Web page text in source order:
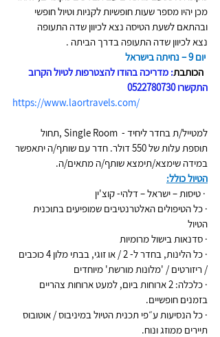
מכן יהיו מספר שעות חופשיות לקניות וטיול חופשי
ובהתאם לשעת הטיסה נצא לכיוון שדה התעופה
נצא לכיוון שדה התעופה בדרך הביתה .
יום 9 – נחיתה בישראל
הכותבת: מדריכה בהודו להצטרפות לטיול הקרוב
התקשרו 0522780730
https://www.laortravels.com/
למטייל/ת בחדר ליחיד -  Single Room ,תחול
תוספת עלות של 550 דולר. חדר עם שותף/ה יתאפשר
במידה שימצא/תימצא שותף/ה מתאים/ה.
הטיול כולל:
· כל הטיפולים האלטרנטיבים שמופיעים בתוכנית
הטיול
· סדנאות בישול מרומיות
· כל הלינות, בחדר ל- 2 / או זוגי, בבתי מלון 4 כוכבים
/ ריזורטים / 'מלונות מורשת' מיוחדים
· כלכלה: 2 ארוחות ביום, למעט ארוחות צהריים
בזמנים חופשיים.
· כל הנסיעות ע״פי תכנית הטיול במיניבוס / אוטובוס
תיירים ממוזג ונוח.